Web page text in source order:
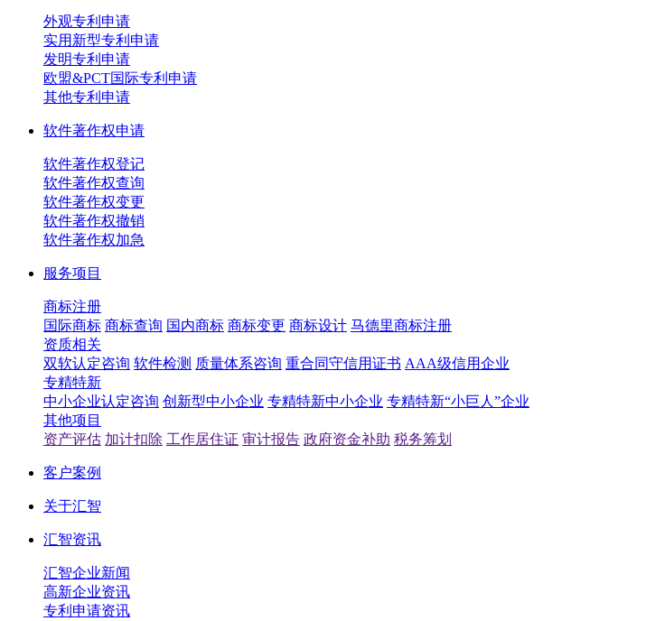
外观专利申请
实用新型专利申请
发明专利申请
欧盟&PCT国际专利申请
其他专利申请
软件著作权申请
软件著作权登记
软件著作权查询
软件著作权变更
软件著作权撤销
软件著作权加急
服务项目
商标注册
国际商标 商标查询 国内商标 商标变更 商标设计 马德里商标注册
资质相关
双软认定咨询 软件检测 质量体系咨询 重合同守信用证书 AAA级信用企业
专精特新
中小企业认定咨询 创新型中小企业 专精特新中小企业 专精特新“小巨人”企业
其他项目
资产评估 加计扣除 工作居住证 审计报告 政府资金补助 税务筹划
客户案例
关于汇智
汇智资讯
汇智企业新闻
高新企业资讯
专利申请资讯